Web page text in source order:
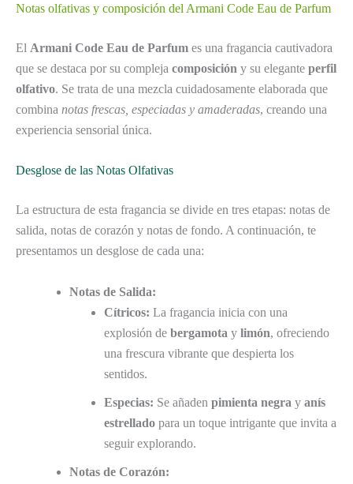
Notas olfativas y composición del Armani Code Eau de Parfum
El Armani Code Eau de Parfum es una fragancia cautivadora
que se destaca por su compleja composición y su elegante perfil
olfativo. Se trata de una mezcla cuidadosamente elaborada que
combina notas frescas, especiadas y amaderadas, creando una
experiencia sensorial única.
Desglose de las Notas Olfativas
La estructura de esta fragancia se divide en tres etapas: notas de
salida, notas de corazón y notas de fondo. A continuación, te
presentamos un desglose de cada una:
Notas de Salida:
Cítricos: La fragancia inicia con una
explosión de bergamota y limón, ofreciendo
una frescura vibrante que despierta los
sentidos.
Especias: Se añaden pimienta negra y anís
estrellado para un toque intrigante que invita a
seguir explorando.
Notas de Corazón: